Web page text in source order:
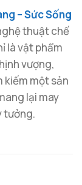
– Sức Sống
thuật chế
là vật phẩm
vượng,
kiếm một sản
lại may
tưởng.